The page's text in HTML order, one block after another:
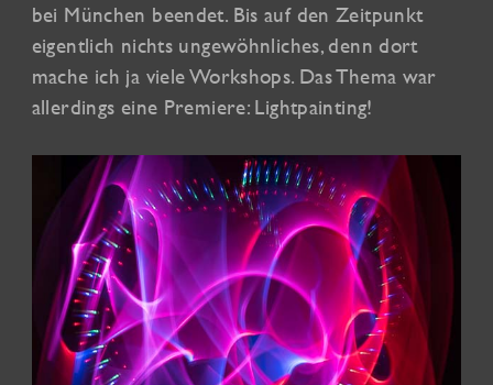
bei München beendet. Bis auf den Zeitpunkt
eigentlich nichts ungewöhnliches, denn dort
mache ich ja viele Workshops. Das Thema war
allerdings eine Premiere: Lightpainting!